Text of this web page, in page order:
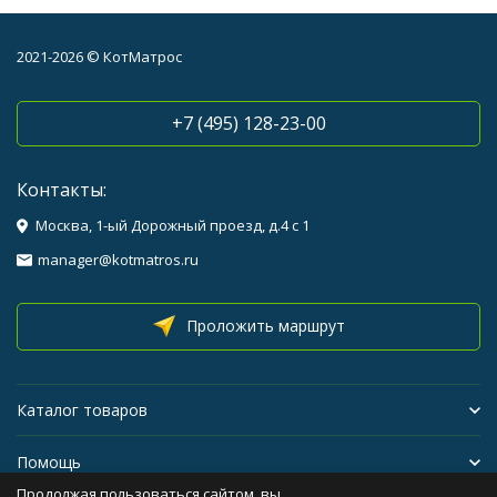
2021-2026 © КотМатрос
+7 (495) 128-23-00
Контакты:
Москва, 1-ый Дорожный проезд, д.4 с 1
manager@kotmatros.ru
Проложить маршрут
Каталог товаров
Помощь